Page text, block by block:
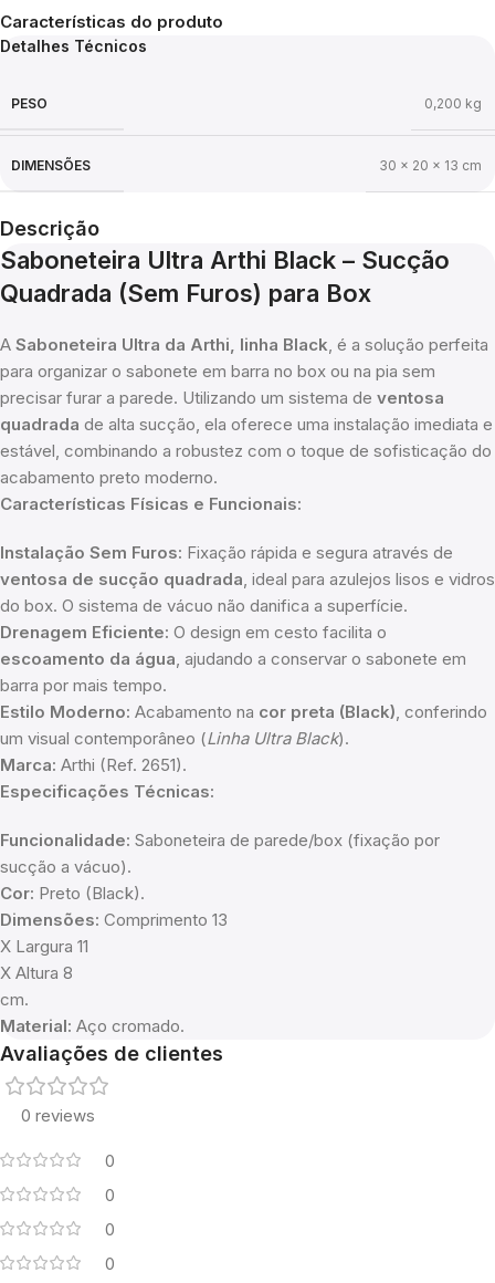
Características do produto
Detalhes Técnicos
PESO 0,200 kg
DIMENSÕES 30 × 20 × 13 cm
Descrição
Saboneteira Ultra Arthi Black – Sucção
Quadrada (Sem Furos) para Box
A Saboneteira Ultra da Arthi, linha Black, é a solução perfeita
para organizar o sabonete em barra no box ou na pia sem
precisar furar a parede. Utilizando um sistema de ventosa
quadrada de alta sucção, ela oferece uma instalação imediata e
estável, combinando a robustez com o toque de sofisticação do
acabamento preto moderno.
Características Físicas e Funcionais:
Instalação Sem Furos: Fixação rápida e segura através de
ventosa de sucção quadrada, ideal para azulejos lisos e vidros
do box. O sistema de vácuo não danifica a superfície.
Drenagem Eficiente: O design em cesto facilita o
escoamento da água, ajudando a conservar o sabonete em
barra por mais tempo.
Estilo Moderno: Acabamento na cor preta (Black), conferindo
um visual contemporâneo (Linha Ultra Black).
Marca: Arthi (Ref. 2651).
Especificações Técnicas:
Funcionalidade: Saboneteira de parede/box (fixação por
sucção a vácuo).
Cor: Preto (Black).
Dimensões: Comprimento 13
X Largura 11
X Altura 8
cm.
Material: Aço cromado.
Avaliações de clientes
0 reviews
0
0
0
0